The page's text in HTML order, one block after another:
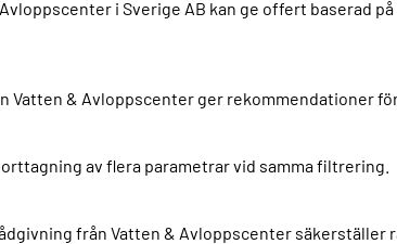
i Sverige AB kan ge offert baserad
& Avloppscenter ger rekommendationer
av flera parametrar vid samma filtrering.
från Vatten & Avloppscenter säkerställer